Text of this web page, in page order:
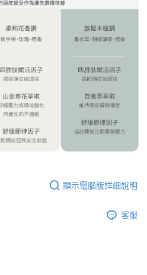
顯示電腦版詳細說明
客服